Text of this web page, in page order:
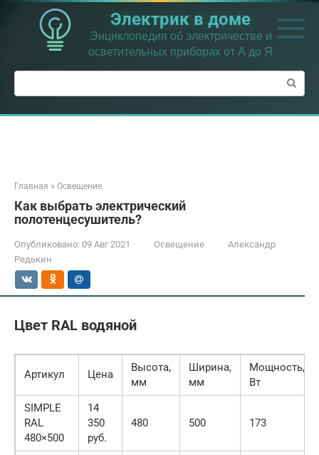
Перейти
контенту
Электрик в доме
Энциклопедия об электричестве и
осветительных приборах от А до Я
Поиск:
Главная » Освещение
Как выбрать электрический
полотенцесушитель?
Опубликовано: 09 Авг 2021 Освещение
Александр
Редькин
Цвет RAL водяной
Артикул Цена
Высота,
мм
Ширина,
мм
Мощность,
Вт
SIMPLE
RAL
480×500
14
350
руб.
480 500 173